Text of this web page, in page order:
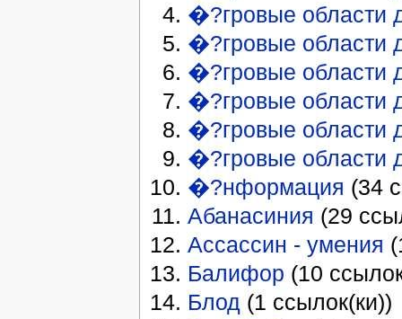
�?гровые области
�?гровые области
�?гровые области
�?гровые области
�?гровые области
�?гровые области
�?нформация (34
Абанасиния (29
Ассассин - умения
Балифор (10
Блод (1 ссылок(ки))